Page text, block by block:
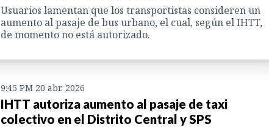
Usuarios lamentan que los transportistas consideren un
aumento al pasaje de bus urbano, el cual, según el IHTT,
de momento no está autorizado.
9:45 PM 20 abr. 2026
IHTT autoriza aumento al pasaje de taxi
colectivo en el Distrito Central y SPS